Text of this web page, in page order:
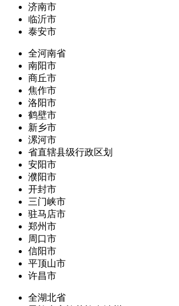
济南市
临沂市
泰安市
全河南省
南阳市
商丘市
焦作市
洛阳市
鹤壁市
新乡市
漯河市
省直辖县级行政区划
安阳市
濮阳市
开封市
三门峡市
驻马店市
郑州市
周口市
信阳市
平顶山市
许昌市
全湖北省